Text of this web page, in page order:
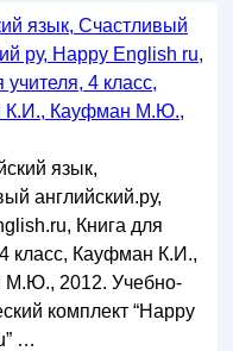
язык, Счастливый
ру, Happy English ru,
учителя, 4 класс,
К.И., Кауфман М.Ю.,
язык,
английский.ру,
Книга для
класс, Кауфман К.И.,
М.Ю., 2012. Учебно-
комплект “Happy
…